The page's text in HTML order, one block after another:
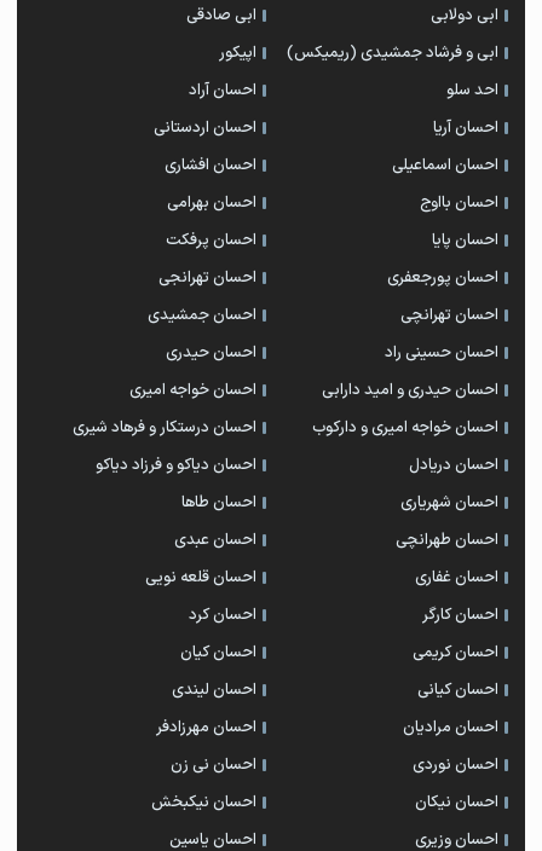
ابی دولابی
ابی صادقی
ابی و فرشاد جمشیدی (ریمیکس)
اپیکور
احد سلو
احسان آراد
احسان آریا
احسان اردستانی
احسان اسماعیلی
احسان افشاری
احسان بااوج
احسان بهرامی
احسان پایا
احسان پرفکت
احسان پورجعفری
احسان تهرانجی
احسان تهرانچی
احسان جمشیدی
احسان حسینی راد
احسان حیدری
احسان حیدری و امید دارابی
احسان خواجه امیری
احسان خواجه امیری و دارکوب
احسان درستكار و فرهاد شيرى
احسان دریادل
احسان دیاکو و فرزاد دیاکو
احسان شهریاری
احسان طاها
احسان طهرانچی
احسان عبدی
احسان غفاری
احسان قلعه نویی
احسان کارگر
احسان کرد
احسان کریمی
احسان کیان
احسان کیانی
احسان لیندی
احسان مرادیان
احسان مهرزادفر
احسان نوردی
احسان نی زن
احسان نیکان
احسان نیکبخش
احسان وزیری
احسان یاسین